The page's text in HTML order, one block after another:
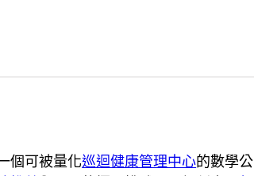
個可被量化巡迴健康管理中心的數學